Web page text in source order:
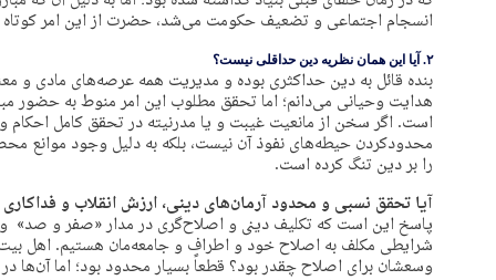
انسجام اجتماعی و تضعیف حکومت می‌شد، حضرت از این امر
۲. آیا این همان نظریه دین حداقلی نیست؟
بنده قائل به دین حداکثری بوده و مدیریت همه عرصه‌های مادی و
هدایت وحیانی می‌دانم؛ اما تحقق مطلوب این امر منوط به حضور
است. اگر سخن از مانعیت غیبت و یا مدرنیته در تحقق کامل احکام
محدودکردن حیطه‌های نفوذ آن نیست، بلکه به دلیل وجود موانع
را بر دین تنگ کرده است.
آیا تحقق نسبی و محدود آرمان‌های دینی، ارزش انقلاب و فداکاری
پاسخ این است که تکلیف دینی و اصلاح‌گری در مدار «صفر و صد»
شرایطی مکلف به اصلاح خود و اطراف و جامعه‌مان هستیم. اهل
وسعشان برای اصلاح چقدر بود؟ قطعاً بسیار محدود بود؛ اما آن‌ها